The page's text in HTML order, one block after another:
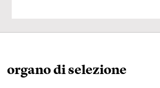
organo di selezione